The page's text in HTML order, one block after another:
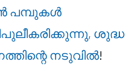
പമ്പുകൾ
ശുദ്ധ
നടുവിൽ!